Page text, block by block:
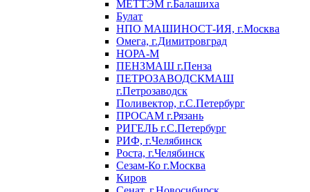
МЕТТЭМ г.Балашиха
Булат
НПО МАШИНОСТ-ИЯ, г.Москва
Омега, г.Димитровград
НОРА-М
ПЕНЗМАШ г.Пенза
ПЕТРОЗАВОДСКМАШ
г.Петрозаводск
Поливектор, г.С.Петербург
ПРОСАМ г.Рязань
РИГЕЛЬ г.С.Петербург
РИФ, г.Челябинск
Роста, г.Челябинск
Сезам-Ко г.Москва
Киров